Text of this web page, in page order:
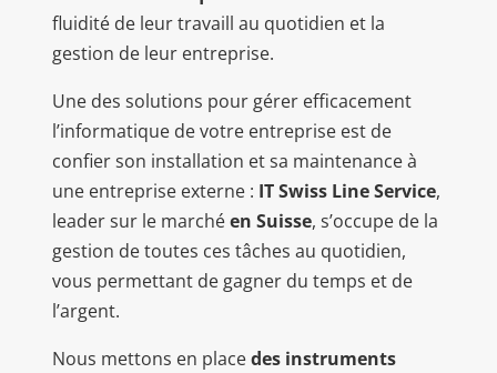
fluidité de leur travaill au quotidien et la
gestion de leur entreprise.
Une des solutions pour gérer efficacement
l’informatique de votre entreprise est de
confier son installation et sa maintenance à
une entreprise externe : IT Swiss Line Service,
leader sur le marchéen Suisse, s’occupe de la
gestion de toutes ces tâches au quotidien,
vous permettant de gagner du temps et de
l’argent.
Nous mettons en placedes instruments